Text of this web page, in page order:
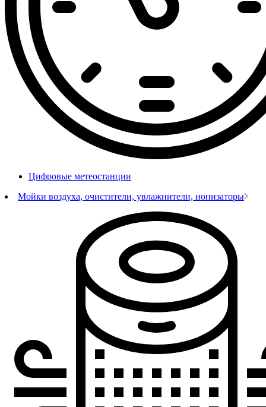
Цифровые метеостанции
Мойки воздуха, очистители, увлажнители, ионизаторы